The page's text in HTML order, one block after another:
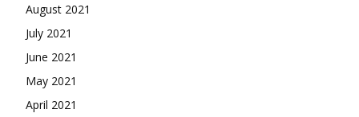
August 2021
July 2021
June 2021
May 2021
April 2021